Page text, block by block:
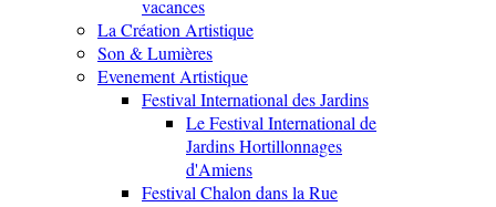
vacances
La Création Artistique
Son & Lumières
Evenement Artistique
Festival International des Jardins
Le Festival International de
Jardins Hortillonnages
d'Amiens
Festival Chalon dans la Rue